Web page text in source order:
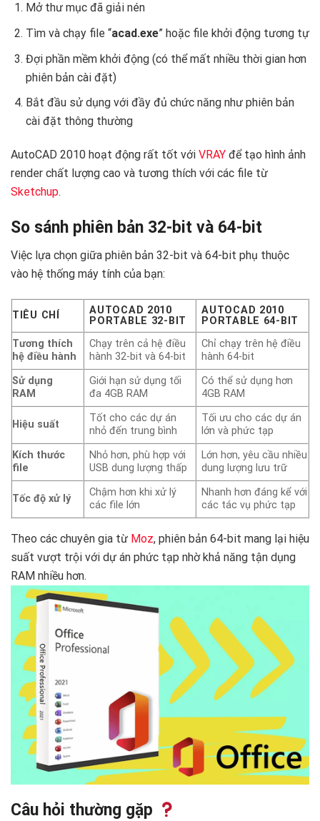
Mở thư mục đã giải nén
Tìm và chạy file “acad.exe” hoặc file khởi động tương tự
Đợi phần mềm khởi động (có thể mất nhiều thời gian hơn
phiên bản cài đặt)
Bắt đầu sử dụng với đầy đủ chức năng như phiên bản
cài đặt thông thường
AutoCAD 2010 hoạt động rất tốt với VRAY để tạo hình ảnh
render chất lượng cao và tương thích với các file từ
Sketchup.
So sánh phiên bản 32-bit và 64-bit
Việc lựa chọn giữa phiên bản 32-bit và 64-bit phụ thuộc
vào hệ thống máy tính của bạn:
TIÊU CHÍ
AUTOCAD 2010
PORTABLE 32-BIT
AUTOCAD 2010
PORTABLE 64-BIT
Tương thích
hệ điều hành
Chạy trên cả hệ điều
hành 32-bit và 64-bit
Chỉ chạy trên hệ điều
hành 64-bit
Sử dụng
RAM
Giới hạn sử dụng tối
đa 4GB RAM
Có thể sử dụng hơn
4GB RAM
Hiệu suất
Tốt cho các dự án
nhỏ đến trung bình
Tối ưu cho các dự án
lớn và phức tạp
Kích thước
file
Nhỏ hơn, phù hợp với
USB dung lượng thấp
Lớn hơn, yêu cầu nhiều
dung lượng lưu trữ
Tốc độ xử lý
Chậm hơn khi xử lý
các file lớn
Nhanh hơn đáng kể với
các tác vụ phức tạp
Theo các chuyên gia từ Moz, phiên bản 64-bit mang lại hiệu
suất vượt trội với dự án phức tạp nhờ khả năng tận dụng
RAM nhiều hơn.
Câu hỏi thường gặp